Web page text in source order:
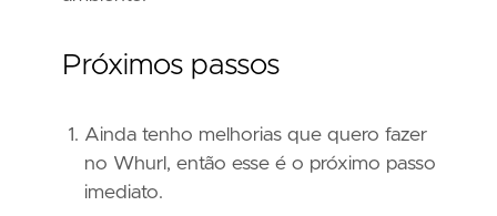
Próximos passos
Ainda tenho melhorias que quero fazer
no Whurl, então esse é o próximo passo
imediato.